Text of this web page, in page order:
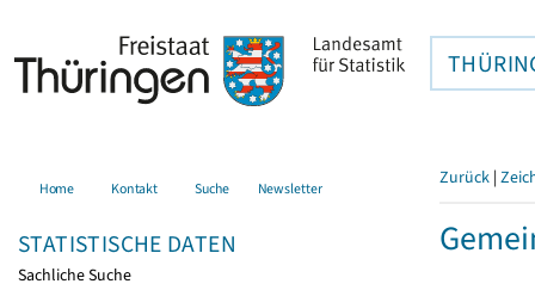
Home Kontakt Suche Newsletter
STATISTISCHE DATEN
Sachliche Suche
Zurück |